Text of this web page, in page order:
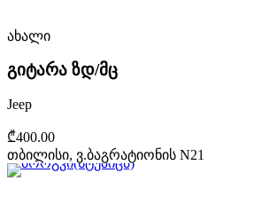
ახალი
გიტარა ზდ/მც
Jeep
₾400.00
თბილისი, ვ.ბაგრატიონის N21